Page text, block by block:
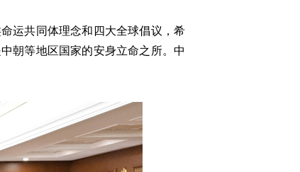
运共同体理念和四大全球倡议，希
朝等地区国家的安身立命之所。中